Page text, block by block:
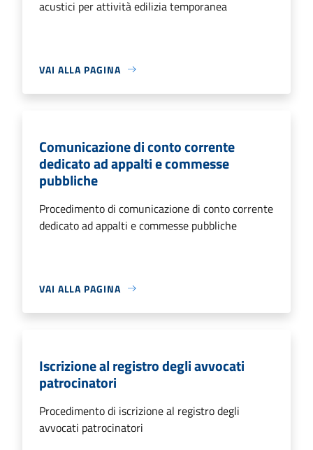
acustici per attività edilizia temporanea
VAI ALLA PAGINA
Comunicazione di conto corrente
dedicato ad appalti e commesse
pubbliche
Procedimento di comunicazione di conto corrente
dedicato ad appalti e commesse pubbliche
VAI ALLA PAGINA
Iscrizione al registro degli avvocati
patrocinatori
Procedimento di iscrizione al registro degli
avvocati patrocinatori